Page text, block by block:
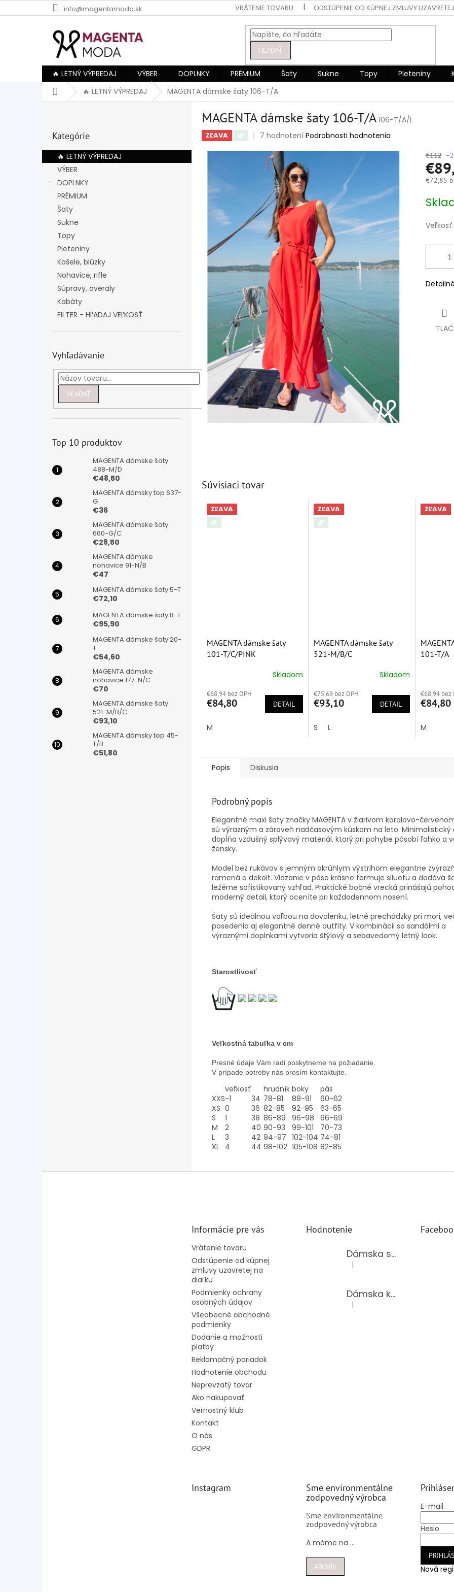
na
info@magentamoda.sk VRÁTENIE TOVARU ODSTÚPENIE OD KÚPNEJ ZMLUVY UZAVRETEJ
HĽADAŤ
🔥 LETNÝ VÝPREDAJ VÝBER DOPLNKY PRÉMIUM Šaty Sukne Topy Pleteniny
Domov🔥 LETNÝ VÝPREDAJ MAGENTA dámske šaty 106-T/A
ý
p
kategórie
Kategórie
🔥 LETNÝ VÝPREDAJ
VÝBER
DOPLNKY
PRÉMIUM
Šaty
Sukne
Topy
Pleteniny
Košele, blúzky
Nohavice, rifle
Súpravy, overaly
Kabáty
FILTER - HĽADAJ VEĽKOSŤ
Vyhľadávanie
HĽADAŤ
Top 10 produktov
MAGENTA dámske šaty
488-M/D
€48,50
MAGENTA dámsky top 637-
G
€36
MAGENTA dámske šaty
660-G/C
€28,50
MAGENTA dámske
nohavice 91-N/B
€47
MAGENTA dámske šaty 5-T
€72,10
MAGENTA dámske šaty 8-T
€95,90
MAGENTA dámske šaty 20-
T
€54,60
MAGENTA dámske
nohavice 177-N/C
€70
MAGENTA dámske šaty
521-M/B/C
€93,10
MAGENTA dámsky top 45-
T/B
€51,80
MAGENTA dámske šaty 106-T/A 106-T/A/L
ZĽAVA 🌿
Priemerné
produktu
je
5,0
hviezdičiek.
7 hodnotení Podrobnosti hodnotenia
€112
€72,85
cena:
Veľkosť
TLAČ
Súvisiaci tovar
ZĽAVA
🌿
MAGENTA dámske šaty
101-T/C/PINK
produktu
je
z
Skladom
€68,94 bez DPH
€84,80 DETAIL
M
ZĽAVA
🌿
MAGENTA dámske šaty
521-M/B/C
produktu
je
z
Skladom
€75,69 bez DPH
€93,10 DETAIL
S L
ZĽAVA
101-T/A
produktu
je
z
€68,94 bez
€84,80
M
Popis Diskusia
Podrobný popis
Elegantné maxi šaty značky MAGENTA v žiarivom koralovo-
sú výrazným a zároveň nadčasovým kúskom na leto. Minimalistický
dopĺňa vzdušný splývavý materiál, ktorý pri pohybe pôsobí ľahko a
žensky.
Model bez rukávov s jemným okrúhlym výstrihom elegantne
ramená a dekolt. Viazanie v páse krásne formuje siluetu a dodáva
ležérne sofistikovaný vzhľad. Praktické bočné vrecká prinášajú
moderný detail, ktorý oceníte pri každodennom nosení.
Šaty sú ideálnou voľbou na dovolenku, letné prechádzky pri mori,
posedenia aj elegantné denné outfity. V kombinácii so sandálmi a
výraznými doplnkami vytvoria štýlový a sebavedomý letný look.
Starostlivosť
Veľkostná tabuľka v cm
Presné údaje Vám radi poskytneme na požiadanie.
V prípade potreby nás prosím kontaktujte.
veľkosť hrudník boky
pás
XXS-1 34 78-81 88-91
60-62
XS 0 36 82-85 92-95
63-65
S
1 38 86-89 96-98
66-69
M
2 40 90-93 99-101
70-73
L
3 42 94-97 102-104 74-81
XL 4 44 98-102 105-108 82-85
Informácie pre vás
Vrátenie tovaru
Odstúpenie od kúpnej
zmluvy uzavretej na
diaľku
Podmienky ochrany
osobných údajov
Všeobecné obchodné
podmienky
Dodanie a možnosti
platby
Reklamačný poriadok
Hodnotenie obchodu
Neprevzatý tovar
Ako nakupovať
Vernostný klub
Kontakt
O nás
GDPR
Hodnotenie
Dámska súprava 62875/BLACK
Hodnotenie produktu je 5 z 5
|
Dámska kožená kabelka TS-112-14/CHOCO
Hodnotenie produktu je 5 z 5
|
Instagram
Sme environmentálne
zodpovedný výrobca
Sme environmentálne
zodpovedný výrobca
A máme na ...
ARCHÍV
E-mail
Heslo
Nová